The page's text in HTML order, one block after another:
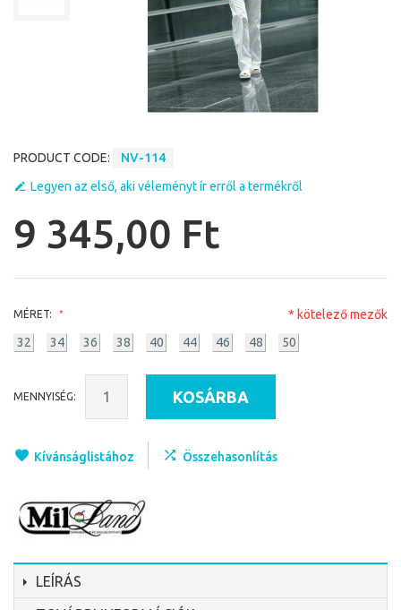
PRODUCT CODE:
NV-114
Legyen az első, aki véleményt ír erről a termékről
9 345,00 Ft
MÉRET:
32 34 36 38 40 44 46 48 50
* kötelező mezők
MENNYISÉG: KOSÁRBA
Kívánságlistához Összehasonlítás
LEÍRÁS